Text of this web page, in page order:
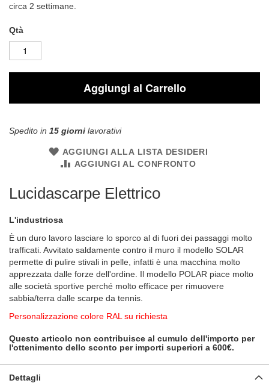
circa 2 settimane.
Qtà
Aggiungi al Carrello
Spedito in 15 giorni lavorativi
AGGIUNGI ALLA LISTA DESIDERI
AGGIUNGI AL CONFRONTO
Lucidascarpe Elettrico
L'industriosa
È un duro lavoro lasciare lo sporco al di fuori dei passaggi molto
trafficati. Avvitato saldamente contro il muro il modello SOLAR
permette di pulire stivali in pelle, infatti è una macchina molto
apprezzata dalle forze dell'ordine. Il modello POLAR piace molto
alle società sportive perché molto efficace per rimuovere
sabbia/terra dalle scarpe da tennis.
Personalizzazione colore RAL su richiesta
Questo articolo non contribuisce al cumulo dell'importo per
l'ottenimento dello sconto per importi superiori a 600€.
Dettagli